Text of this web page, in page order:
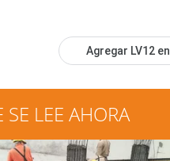
Agregar LV12 en
SE LEE AHORA